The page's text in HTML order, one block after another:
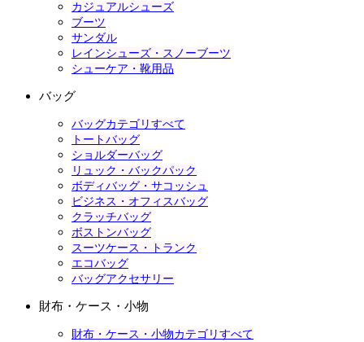
カジュアルシューズ
ブーツ
サンダル
レインシューズ・スノーブーツ
シューケア・靴用品
バッグ
バッグカテゴリすべて
トートバッグ
ショルダーバッグ
リュック・バックパック
ボディバッグ・サコッシュ
ビジネス・オフィスバッグ
クラッチバッグ
ボストンバッグ
スーツケース・トランク
エコバッグ
バッグアクセサリー
財布・ケース・小物
財布・ケース・小物カテゴリすべて